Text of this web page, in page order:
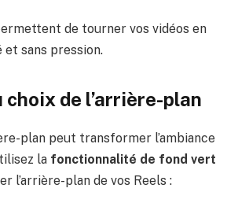
de tourner vos vidéos en
sans pression.
choix de l’arrière-plan
plan peut transformer l’ambiance
la fonctionnalité de fond vert
l’arrière-plan de vos Reels :